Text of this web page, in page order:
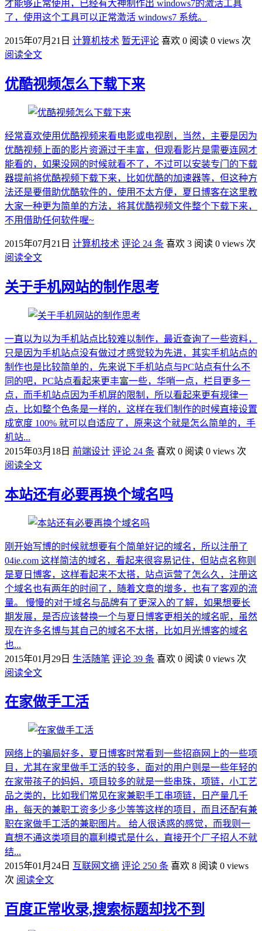
才能够正常使用，已经有大神制作出 windows7的激活工具
了，使用这个工具可以正常激活 windows7 系统。
2015年07月21日 计算机技术 暂无评论 喜欢 0 阅读 0 views 次
阅读全文
优酷视频怎么下载下来
经常喜欢使用优酷视频来看电影或电视剧，当然，主要是因为
优酷视频上面的影片资源过于丰富，但观看影片是需要连网才
能看的，如果没网的时候就看不了，不过可以安装专门的下载
器提前将优酷视频下载下来，比如优酷的加速器等，但这种方
法还是要借助优酷软件的，使用不太方便，夏日博客在这里教
大家一种更为简单的方法，将其优酷视频文件整个下载下来，
不用借助任何软件喔~
2015年07月21日 计算机技术 评论 24 条 喜欢 3 阅读 0 views 次
阅读全文
关于手机网站的制作思考
一直以为以为手机站点比较难以制作，最近查询了一些资料，
只是因为手机站点没有做过才感觉较为先进，其实手机站点的
制作也是比较简单的，先来说下手机站点与PC站点有什么不
同的吧，PC站点看起来更丰富一些，华哨一点，栏目更多一
点，而手机站点因为手机屏的限制，所以看起来更有规律一
点，比如整个色条是一样的，这样在我们制作的时候直接设置
成宽度 100% 就可以自适应了，原来这个就是怎么简单的，手
机站...
2015年03月18日 前端设计 评论 24 条 喜欢 0 阅读 0 views 次
阅读全文
本站还有必要再换个域名吗
刚开始写博的时候就想要有个简单好记的域名，所以注册了
04ie.com 这样简洁的域名，看起来很容易记住，但站点名称则
是夏日博客，这样看起来不太搭，站点运营了怎么久，注册这
个域名也有两年的时间了，随着文章的增多，也有了客观的流
量。 慢慢的对于域名与品牌有了更深入的了解，如果想要长
期发展，是否应该替换一个与夏日博客更相关的域名呢，虽然
现在许多名博与其自己的域名不太搭，比如月光博客的域名
也...
2015年01月29日 生活随笔 评论 39 条 喜欢 0 阅读 0 views 次
阅读全文
在家做手工活
网络上的骗局好多，夏日博客时常看到一些招商网上的一些项
目，尤其在家里做手工活的较多，面对的用户则是一些年轻的
在家带孩子的妈妈，项目较多的就是一些串珠，项链，小工艺
品之类的，比如我们常见在家兼职手工串项链，日产量几千
串，每天的兼职工资多少多少等等这样的项目，而且还配有兼
职在家做手工活的兼职图片。 给人很诱惑的感觉，而我则一
直想不通这类项目的赢利模式是什么，直接开个厂子招人不就
结...
2015年01月24日 互联网文摘 评论 250 条 喜欢 8 阅读 0 views
次 阅读全文
百度正常收录,搜索标题却找不到